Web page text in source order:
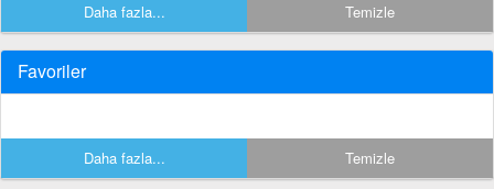
Daha fazla... Temizle
Favoriler
Daha fazla... Temizle